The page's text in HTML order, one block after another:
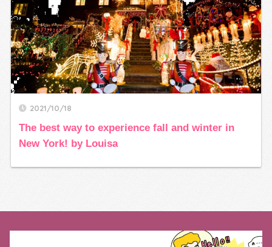
2021/10/18
The best way to experience fall and winter in
New York! by Louisa